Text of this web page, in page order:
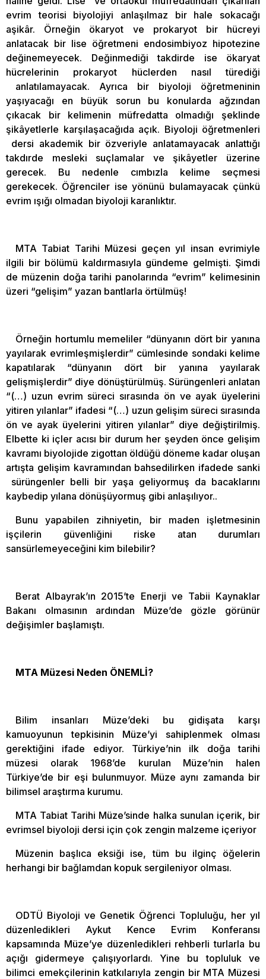
evrim teorisi biyolojiyi anlaşılmaz bir hale sokacağı
aşikâr. Örneğin ökaryot ve prokaryot bir hücreyi
anlatacak bir lise öğretmeni endosimbiyoz hipotezine
değinemeyecek. Değinmediği takdirde ise ökaryat
hücrelerinin prokaryot hüclerden nasıl türediği
anlatılamayacak. Ayrıca bir biyoloji öğretmeninin
yaşıyacağı en büyük sorun bu konularda ağzından
çıkacak bir kelimenin müfredatta olmadığı şeklinde
şikâyetlerle karşılaşacağıda açık. Biyoloji öğretmenleri
dersi akademik bir özveriyle anlatamayacak anlattığı
takdırde mesleki suçlamalar ve şikâyetler üzerine
gerecek. Bu nedenle cımbızla kelime seçmesi
gerekecek. Öğrenciler ise yönünü bulamayacak çünkü
evrim ışığı olmadan biyoloji karanlıktır.
MTA Tabiat Tarihi Müzesi geçen yıl insan evrimiyle
ilgili bir bölümü kaldırmasıyla gündeme gelmişti. Şimdi
de müzenin doğa tarihi panolarında “evrim” kelimesinin
üzeri “gelişim” yazan bantlarla örtülmüş!
Örneğin hortumlu memeliler “dünyanın dört bir yanına
yayılarak evrimleşmişlerdir” cümlesinde sondaki kelime
kapatılarak “dünyanın dört bir yanına yayılarak
gelişmişlerdir” diye dönüştürülmüş. Sürüngenleri anlatan
“(…) uzun evrim süreci sırasında ön ve ayak üyelerini
yitiren yılanlar” ifadesi “(…) uzun gelişim süreci sırasında
ön ve ayak üyelerini yitiren yılanlar” diye değiştirilmiş.
Elbette ki içler acısı bir durum her şeyden önce gelişim
kavramı biyolojide zigottan öldüğü döneme kadar oluşan
artışta gelişim kavramından bahsedilirken ifadede sanki
sürüngenler belli bir yaşa geliyormuş da bacaklarını
kaybedip yılana dönüşüyormuş gibi anlaşılıyor..
Bunu yapabilen zihniyetin, bir maden işletmesinin
işçilerin güvenliğini riske atan durumları
sansürlemeyeceğini kim bilebilir?
Berat Albayrak’ın 2015’te Enerji ve Tabii Kaynaklar
Bakanı olmasının ardından Müze’de gözle görünür
değişimler başlamıştı.
MTA Müzesi Neden ÖNEMLİ?
Bilim insanları Müze’deki bu gidişata karşı
kamuoyunun tepkisinin Müze’yi sahiplenmek olması
gerektiğini ifade ediyor. Türkiye’nin ilk doğa tarihi
müzesi olarak 1968’de kurulan Müze’nin halen
Türkiye’de bir eşi bulunmuyor. Müze aynı zamanda bir
bilimsel araştırma kurumu.
MTA Tabiat Tarihi Müze’sinde halka sunulan içerik, bir
evrimsel biyoloji dersi için çok zengin malzeme içeriyor
Müzenin başlıca eksiği ise, tüm bu ilginç öğelerin
herhangi bir bağlamdan kopuk sergileniyor olması.
ODTÜ Biyoloji ve Genetik Öğrenci Topluluğu, her yıl
düzenledikleri Aykut Kence Evrim Konferansı
kapsamında Müze’ye düzenledikleri rehberli turlarla bu
açığı gidermeye çalışıyorlardı. Yine bu topluluk ve
bilimci emekçilerinin katkılarıyla zengin bir MTA Müzesi